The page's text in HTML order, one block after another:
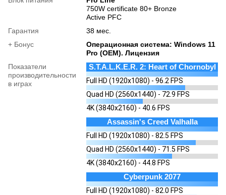
750W certificate 80+ Bronze
Active PFC
Гарантия
38 мес.
+ Бонус
Операционная система: Windows 11
Pro (OEM). Лицензия
Показатели
производительности
в играх
S.T.A.L.K.E.R. 2: Heart of Chornobyl
Full HD (1920x1080) - 96.2 FPS
Quad HD (2560x1440) - 72.9 FPS
4K (3840x2160) - 40.6 FPS
Assassin's Creed Valhalla
Full HD (1920x1080) - 82.5 FPS
Quad HD (2560x1440) - 71.5 FPS
4K (3840x2160) - 44.8 FPS
Cyberpunk 2077
Full HD (1920x1080) - 82.0 FPS